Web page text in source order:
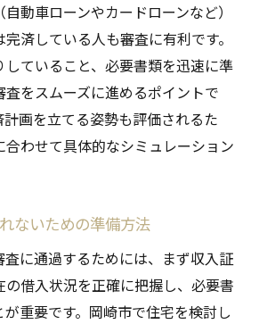
動車ローンやカードローンなど）
済している人も審査に有利です。
ていること、必要書類を迅速に準
をスムーズに進めるポイントで
画を立てる姿勢も評価されるた
わせて具体的なシミュレーション
ないための準備方法
に通過するためには、まず収入証
借入状況を正確に把握し、必要書
重要です。岡崎市で住宅を検討し